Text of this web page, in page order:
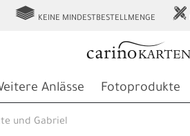
g KEINE MINDESTBESTELLMENGE h
Anlässe Fotoprodukte
und Gabriel